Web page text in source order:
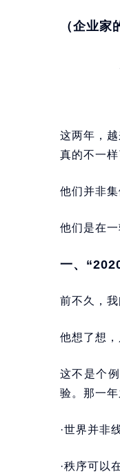
（企业家
这两年，
真的不一样
他们并非
他们是在
一、
前不久，
他想了想
这不是个
验。那一
·世界并非
·秩序可以